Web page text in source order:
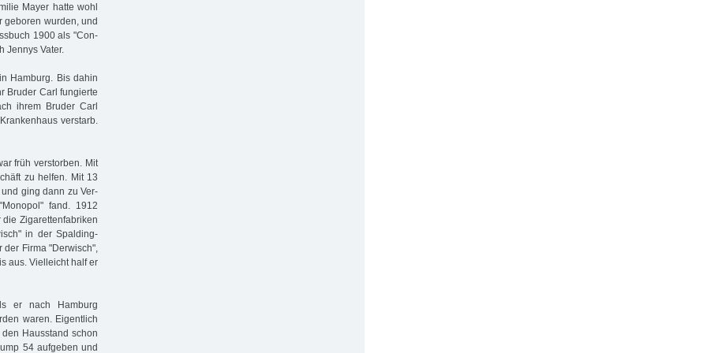
Mayer hatte wohl
geboren wurden, und
1900 als "Con­
Jennys Vater.
Hamburg. Bis dahin
Bruder Carl fungierte
ihrem Bruder Carl
verstarb.
früh verstorben. Mit
zu helfen. Mit 13
und ging dann zu Ver­
fand. 1912
Zigarettenfabriken
in der Spalding­
Firma "Derwisch",
aus. Vielleicht half er
er nach Hamburg
waren. Eigentlich
Hausstand schon
54 aufgeben und